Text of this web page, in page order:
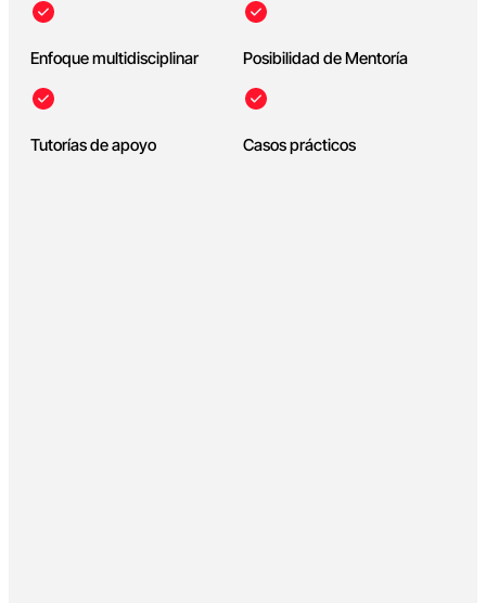
Enfoque multidisciplinar Posibilidad de Mentoría
Tutorías de apoyo Casos prácticos